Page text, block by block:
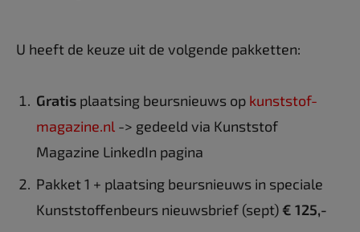
U heeft de keuze uit de volgende pakketten:
Gratis plaatsing beursnieuws op kunststof-
magazine.nl -> gedeeld via Kunststof
Magazine LinkedIn pagina
Pakket 1 + plaatsing beursnieuws in speciale
Kunststoffenbeurs nieuwsbrief (sept) € 125,-